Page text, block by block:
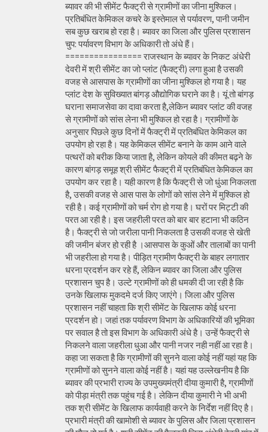
ब्यावर की भी सीमेंट फैक्ट्री से ग्रामीणों का जीना मुश्किल।
प्रतिबंधित केमिकल कचरे के इस्तेमाल से पर्यावरण, पानी जमीन
सब कुछ खराब हो रहा है। ब्यावर का जिला और पुलिस प्रशासन
चुप: पर्यावरण विभाग के अधिकारी तो अंधे हैं।
================ राजस्थान के ब्यावर के निकट अंधेरी
देवरी में श्री सीमेंट का जो प्लांट (फैक्ट्री) लगा हुआ है उसकी
वजह से आसपास के ग्रामीणों का जीना मुश्किल हो गया है। यह
प्लांट देश के सुविख्यात बांगड़ औद्योगिक घराने का है। यूं तो बांगड़
घराना समाजसेवा का दावा करता है,लेकिन ब्यावर प्लांट की वजह
से ग्रामीणों को सांस लेना भी मुश्किल हो रहा है। ग्रामीणों के
अनुसार पिछले कुछ दिनों में फैक्ट्री में प्रतिबंधित केमिकल का
उपयोग हो रहा है। यह केमिकल सीमेंट बनाने के काम आने वाले
पत्थरों को बरीक किया जाता है, लेकिन कोयले की कीमत बढ़ने के
कारण बांगड़ समूह श्री सीमेंट फैक्ट्री में प्रतिबंधित केमिकल का
उपयोग कर रहा है। यही कारण है कि फैक्ट्री से जो धुंआ निकलता
है, उसकी वजह से आस पास के लोगों को सांस लेने में मुश्किल हो
रही है। कई ग्रामीणों को चर्म रोग हो गया है। घरों पर मिट्टी की
परत आ रही है। इस जहरीली परत को बार बार हटाना भी कठिन
है। फैक्ट्री से जो जरीला पानी निकलता है उसकी वजह से खेती
की जमीन बंजर हो रही है ।आसपास के कुओं और तालाबों का पानी
भी जहरीला हो गया है। पीड़ित ग्रामीण फैक्ट्री के बाहर लगातार
धरना प्रदर्शन कर रहे हैं, लेकिन ब्यावर का जिला और पुलिस
प्रशासन चुप है। उल्टे ग्रामीणों को ही धमकी दी जा रही है कि
उनके खिलाफ मुकदमे दर्ज किए जाएंगे। जिला और पुलिस
प्रशासन नहीं चाहता कि श्री सीमेंट के खिलाफ कोई धरना
प्रदर्शन हो। जहां तक पर्यावरण विभाग के अधिकारियों की भूमिका
पर सवाल है तो इस विभाग के अधिकारी अंधे है। उन्हें फैक्ट्री से
निकलने वाला जहरीला धुआ और पानी नजर नही नहीं आ रहा है।
कहा जा सकता है कि ग्रामीणों की सुनने वाला कोई नहीं यहां यह कि
ग्रामीणों को सुनने वाला कोई नहीं है। यहां यह उल्लेखनीय है कि
ब्यावर की प्रभारी राज्य के उपमुख्यमंत्री दीया कुमारी है, ग्रामीणों
को पीड़ा मंत्री तक पहुंच गई है। लेकिन दीया कुमारी ने भी अभी
तक श्री सीमेंट के खिलाफ कार्यवाही करने के निर्देश नहीं दिए है।
प्रभारी मंत्री की खामोशी से ब्यावर के पुलिस और जिला प्रशासन